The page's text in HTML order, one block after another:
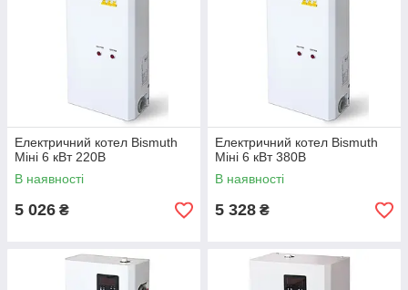
Електричний котел Bismuth
Міні 6 кВт 220В
В наявності
5 026 ₴
Електричний котел Bismuth
Міні 6 кВт 380В
В наявності
5 328 ₴